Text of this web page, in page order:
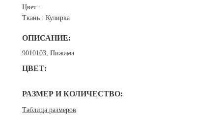
Цвет :
Ткань : Кулирка
ОПИСАНИЕ:
9010103, Пижама
ЦВЕТ:
РАЗМЕР И КОЛИЧЕСТВО:
Таблица размеров